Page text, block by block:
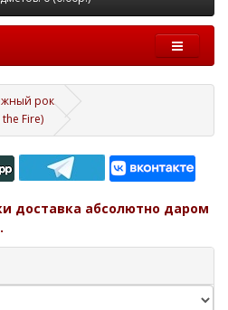
рок
Fire)
доставка абсолютно даром